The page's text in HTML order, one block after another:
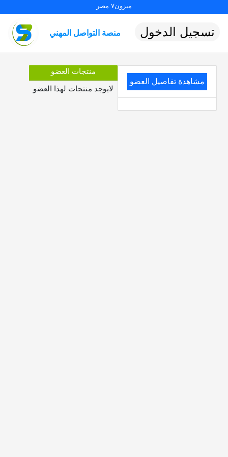
ميزون٧ مصر
منصة التواصل المهني تسجيل الدخول
مشاهدة تفاصيل العضو
منتجات العضو
لايوجد منتجات لهذا العضو